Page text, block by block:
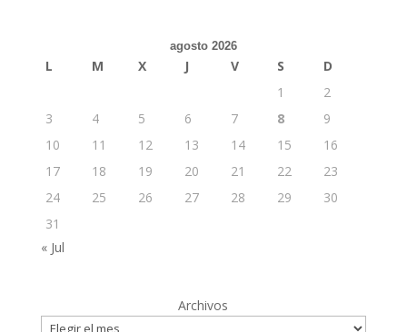
agosto 2026
L M X J V S
D
1
2
3
4 5 6 7 8
9
10
11 12 13 14 15
16
17
18 19 20 21 22
23
24
25 26 27 28 29
30
31
« Jul
Archivos